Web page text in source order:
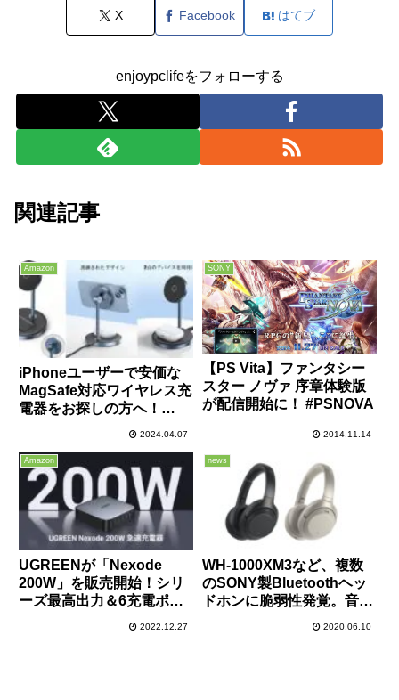
X Facebook はてブ
enjoypclifeをフォローする
関連記事
Amazon
iPhoneユーザーで安価な
MagSafe対応ワイヤレス充
電器をお探しの方へ！
クーポン適用で3,739円と
お買い得！
2024.04.07
SONY
【PS Vita】ファンタシー
スター ノヴァ 序章体験版
が配信開始に！ #PSNOVA
2014.11.14
Amazon
UGREENが「Nexode
200W」を販売開始！シリ
ーズ最高出力＆6充電ポー
2022.12.27
news
WH-1000XM3など、複数
のSONY製Bluetoothヘッ
ドホンに脆弱性発覚。音量
2020.06.10